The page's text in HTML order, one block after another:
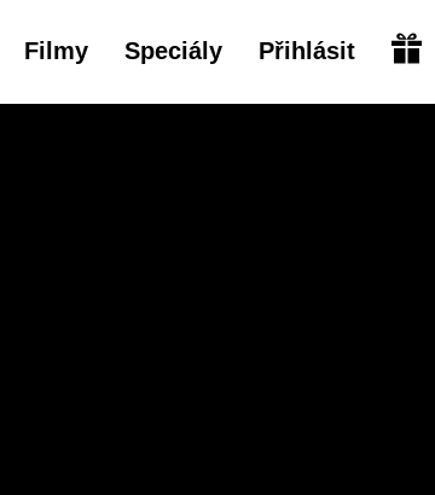
Filmy Speciály Přihlásit